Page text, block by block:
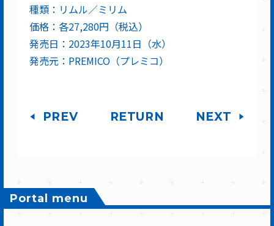
種類：リムル／ミリム
価格：各27,280円（税込）
発売日：2023年10月11日（水）
発売元：PREMICO（プレミコ）
PREV RETURN NEXT
Portal menu